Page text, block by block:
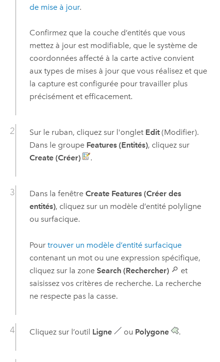
de mise à jour.
Confirmez que la couche d’entités que vous
mettez à jour est modifiable, que le système de
coordonnées affecté à la carte active convient
aux types de mises à jour que vous réalisez et que
la capture est configurée pour travailler plus
précisément et efficacement.
Sur le ruban, cliquez sur l'onglet Edit(Modifier).
Dans le groupe Features (Entités), cliquez sur
Create (Créer)
.
Dans la fenêtre Create Features (Créer des
entités), cliquez sur un modèle d’entité polyligne
ou surfacique.
Pour trouver un modèle d’entité surfacique
contenant un mot ou une expression spécifique,
cliquez sur la zone Search (Rechercher)
et
saisissez vos critères de recherche. La recherche
ne respecte pas la casse.
Cliquez sur l’outil Ligne ou Polygone .